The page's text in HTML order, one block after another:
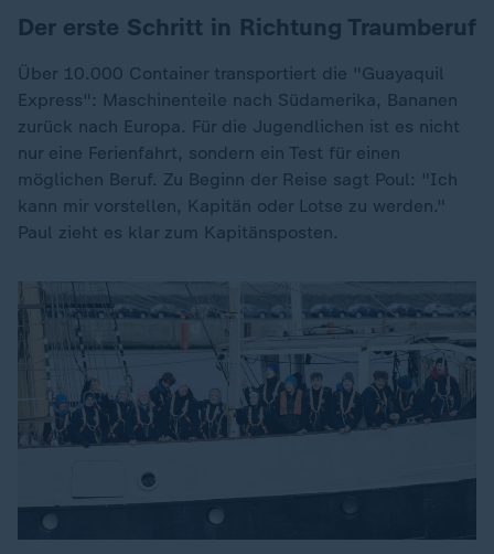
Der erste Schritt in Richtung Traumberuf
Über 10.000 Container transportiert die "Guayaquil
Express": Maschinenteile nach Südamerika, Bananen
zurück nach Europa. Für die Jugendlichen ist es nicht
nur eine Ferienfahrt, sondern ein Test für einen
möglichen Beruf. Zu Beginn der Reise sagt Poul: "Ich
kann mir vorstellen, Kapitän oder Lotse zu werden."
Paul zieht es klar zum Kapitänsposten.